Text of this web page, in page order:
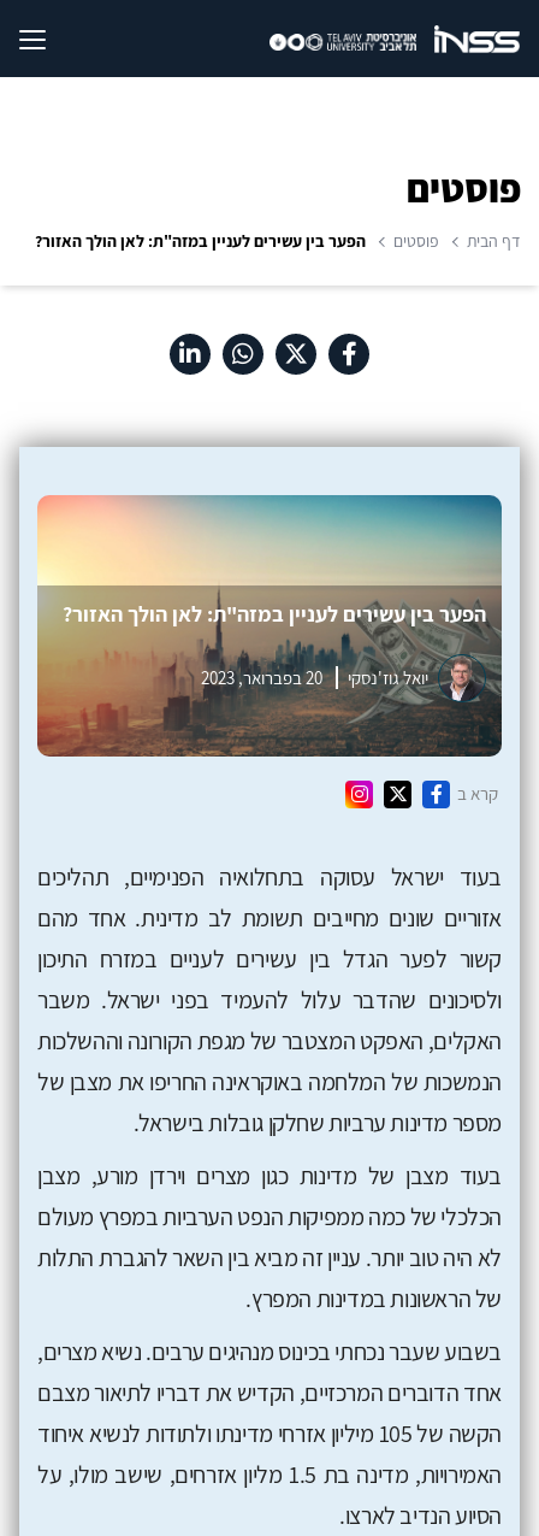
פוסטים
דף הבית פוסטים הפער בין עשירים לעניין במזה"ת: לאן הולך האזור?
הפער בין עשירים לעניין במזה"ת: לאן הולך האזור?
יואל גוז'נסקי 20 בפברואר, 2023
קרא ב
בעוד ישראל עסוקה בתחלואיה הפנימיים, תהליכים
אזוריים שונים מחייבים תשומת לב מדינית. אחד מהם
קשור לפער הגדל בין עשירים לעניים במזרח התיכון
ולסיכונים שהדבר עלול להעמיד בפני ישראל. משבר
האקלים, האפקט המצטבר של מגפת הקורונה וההשלכות
הנמשכות של המלחמה באוקראינה החריפו את מצבן של
מספר מדינות ערביות שחלקן גובלות בישראל.
בעוד מצבן של מדינות כגון מצרים וירדן מורע, מצבן
הכלכלי של כמה ממפיקות הנפט הערביות במפרץ מעולם
לא היה טוב יותר. עניין זה מביא בין השאר להגברת התלות
של הראשונות במדינות המפרץ.
בשבוע שעבר נכחתי בכינוס מנהיגים ערבים. נשיא מצרים,
אחד הדוברים המרכזיים, הקדיש את דבריו לתיאור מצבם
הקשה של 105 מיליון אזרחי מדינתו ולתודות לנשיא איחוד
האמירויות, מדינה בת 1.5 מליון אזרחים, שישב מולו, על
הסיוע הנדיב לארצו.